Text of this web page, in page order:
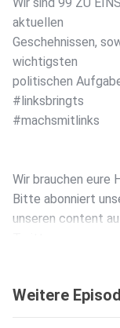
aktuellen
Geschehnissen,
wichtigsten
politischen
#linksbringts
#machsmitlinks
Wir brauchen eure
Bitte abonniert
unseren content
IBAN: DE93 2022
Weitere